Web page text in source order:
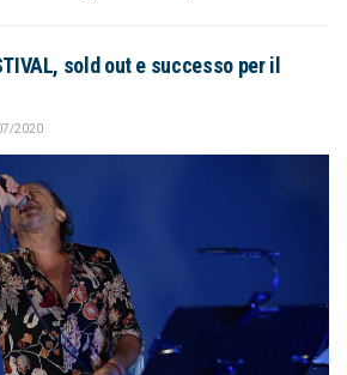
sold out e successo per il
2020